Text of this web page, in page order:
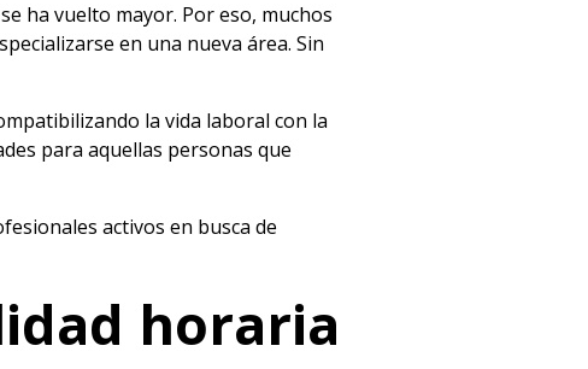
ha vuelto mayor. Por eso, muchos
en una nueva área. Sin
la vida laboral con la
para aquellas personas que
activos en busca de
horaria